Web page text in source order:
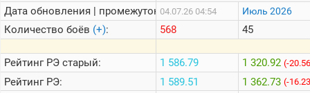
Информация
Онлайн
Цветовая
шкала
Дата обновления | промежуток:
Количество боёв (+):
РейтингРЭ старый:
РейтингРЭ:
04.07.26 04:54
568
1 586.79
1 589.51
Июль 2026
45
1 320.92 (-
1 362.73 (-